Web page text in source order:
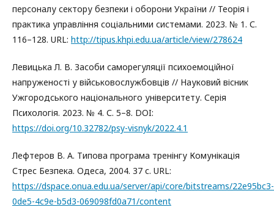
персоналу сектору безпеки і оборони України // Теорія і
практика управління соціальними системами. 2023. № 1. С.
116–128. URL: http://tipus.khpi.edu.ua/article/view/278624
Левицька Л. В. Засоби саморегуляції психоемоційної
напруженості у військовослужбовців // Науковий вісник
Ужгородського національного університету. Серія
Психологія. 2023. № 4. С. 5–8. DOI:
https://doi.org/10.32782/psy-visnyk/2022.4.1
Лефтеров В. А. Типова програма тренінгу Комунікація
Стрес Безпека. Одеса, 2004. 37 с. URL:
https://dspace.onua.edu.ua/server/api/core/bitstreams/22e95bc3-
0de5-4c9e-b5d3-069098fd0a71/content